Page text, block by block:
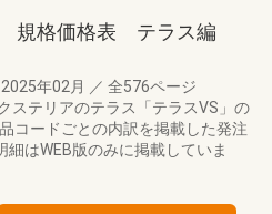
規格価格表 テラス編
2025年02月 ／ 全576ページ
ステリアのテラス「テラスVS」の
コードごとの内訳を掲載した発注
はWEB版のみに掲載していま